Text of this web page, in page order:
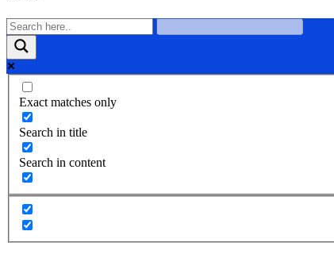
Exact matches only
Search in title
Search in content